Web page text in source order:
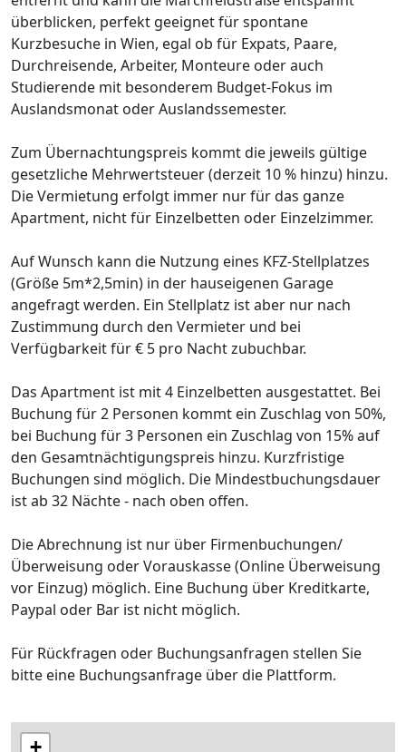
überblicken, perfekt geeignet für spontane
Kurzbesuche in Wien, egal ob für Expats, Paare,
Durchreisende, Arbeiter, Monteure oder auch
Studierende mit besonderem Budget-Fokus im
Auslandsmonat oder Auslandssemester.
Zum Übernachtungspreis kommt die jeweils gültige
gesetzliche Mehrwertsteuer (derzeit 10 % hinzu) hinzu.
Die Vermietung erfolgt immer nur für das ganze
Apartment, nicht für Einzelbetten oder Einzelzimmer.
Auf Wunsch kann die Nutzung eines KFZ-Stellplatzes
(Größe 5m*2,5min) in der hauseigenen Garage
angefragt werden. Ein Stellplatz ist aber nur nach
Zustimmung durch den Vermieter und bei
Verfügbarkeit für € 5 pro Nacht zubuchbar.
Das Apartment ist mit 4 Einzelbetten ausgestattet. Bei
Buchung für 2 Personen kommt ein Zuschlag von 50%,
bei Buchung für 3 Personen ein Zuschlag von 15% auf
den Gesamtnächtigungspreis hinzu. Kurzfristige
Buchungen sind möglich. Die Mindestbuchungsdauer
ist ab 32 Nächte - nach oben offen.
Die Abrechnung ist nur über Firmenbuchungen/
Überweisung oder Vorauskasse (Online Überweisung
vor Einzug) möglich. Eine Buchung über Kreditkarte,
Paypal oder Bar ist nicht möglich.
Für Rückfragen oder Buchungsanfragen stellen Sie
bitte eine Buchungsanfrage über die Plattform.
+